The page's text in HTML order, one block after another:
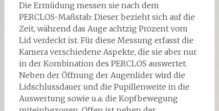
Die Ermüdung messen sie nach dem
PERCLOS-Maßstab: Dieser bezieht sich auf die
Zeit, während das Auge achtzig Prozent vom
Lid verdeckt ist. Für diese Messung erfasst die
Kamera verschiedene Aspekte, die sie aber nur
in der Kombination des PERCLOS auswertet.
Neben der Öffnung der Augenlider wird die
Lidschlussdauer und die Pupillenweite in die
Auswertung sowie u.a. die Kopfbewegung